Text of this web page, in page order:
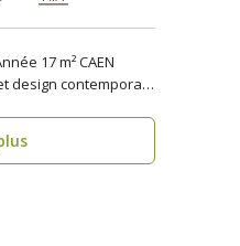
17 m² CAEN
design contemporain